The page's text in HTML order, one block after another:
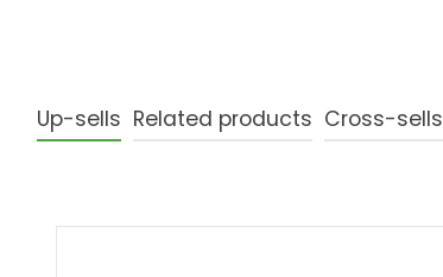
Up-sells Related products Cross-sells